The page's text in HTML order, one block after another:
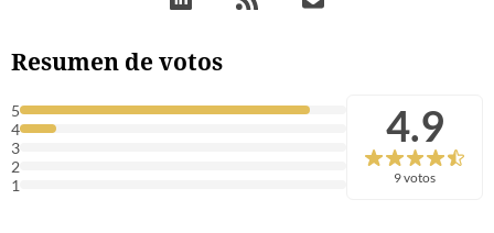
Resumen de votos
5
4
3
2
1
4.9
9 votos